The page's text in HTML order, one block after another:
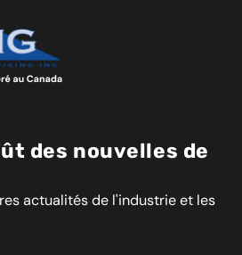
des nouvelles de
actualités de l'industrie et les